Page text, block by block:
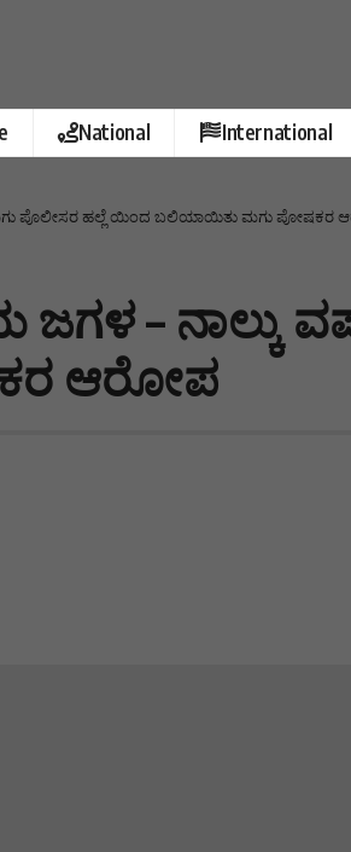
National International
ಪೊಲೀಸರ ಹಲ್ಲೆ ಯಿಂದ ಬಲಿಯಾಯಿತು ಮಗು ಪೋಷಕರ
– ನಾಲ್ಕು
ಆರೋಪ